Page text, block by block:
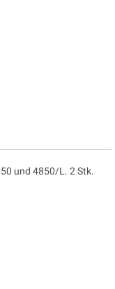
und 4850/L. 2 Stk.